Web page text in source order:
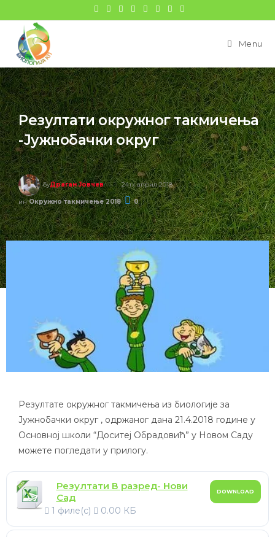
Menu
Резултати окружног такмичења
-Јужнобачки округ
бyДраган Јовчев 24тх април 2018
ин Окружно такмичење 2018 0
Резултате окружног такмичења из биологије за
Јужнобачки округ , одржаног дана 21.4.2018 године у
Основној школи “Доситеј Обрадовић” у Новом Саду
можете погледати у прилогу.
Резултати В разред- Нови
Сад
1 филе(с) 0.00 КБ
DOWNLOAD